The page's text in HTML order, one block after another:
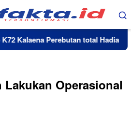
Perebutan total Hadiah Rp 35
Lakukan Operasional